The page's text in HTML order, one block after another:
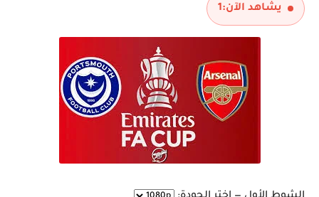
يشاهد الآن:1